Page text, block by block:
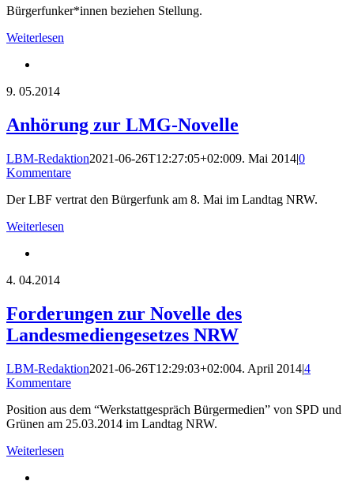
Bürgerfunker*innen beziehen Stellung.
Weiterlesen
9. 05.2014
Anhörung zur LMG-Novelle
LBM-Redaktion2021-06-26T12:27:05+02:009. Mai 2014|0
Kommentare
Der LBF vertrat den Bürgerfunk am 8. Mai im Landtag NRW.
Weiterlesen
4. 04.2014
Forderungen zur Novelle des
Landesmediengesetzes NRW
LBM-Redaktion2021-06-26T12:29:03+02:004. April 2014|4
Kommentare
Position aus dem “Werkstattgespräch Bürgermedien” von SPD und
Grünen am 25.03.2014 im Landtag NRW.
Weiterlesen